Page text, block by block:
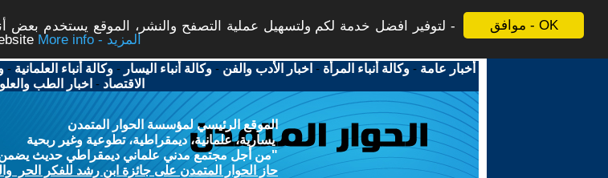
موافق - OK
لتوفير افضل خدمة لكم ولتسهيل عملية التصفح والنشر، الموقع يستخدم بعض
More info - المزيد
أخبار عامة -وكالة أنباء المرأة - اخبار الأدب والفن -وكالة أنباء اليسار -وكالة أنباء العلمانية -
الاقتصاد - اخبار الطب
الموقع الرئيسي لمؤسسة الحوار المتمدن
يسارية، علمانية، ديمقراطية، تطوعية وغير ربحية
"من أجل مجتمع مدني علماني ديمقراطي حديث يضمن
حاز الحوار المتمدن على جائزة ابن رشد للفكر الحر